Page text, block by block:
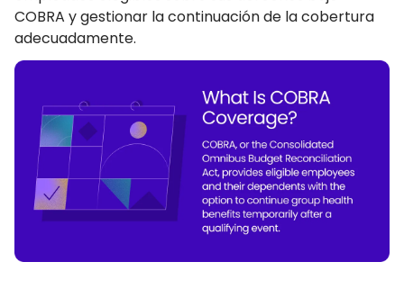
COBRA y gestionar la continuación de la cobertura
adecuadamente.